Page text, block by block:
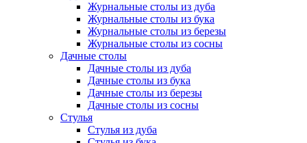
Журнальные столы из дуба
Журнальные столы из бука
Журнальные столы из березы
Журнальные столы из сосны
Дачные столы
Дачные столы из дуба
Дачные столы из бука
Дачные столы из березы
Дачные столы из сосны
Стулья
Стулья из дуба